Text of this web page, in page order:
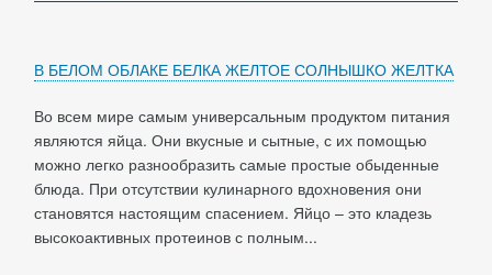
В БЕЛОМ ОБЛАКЕ БЕЛКА ЖЕЛТОЕ СОЛНЫШКО ЖЕЛТКА
Во всем мире самым универсальным продуктом питания
являются яйца. Они вкусные и сытные, с их помощью
можно легко разнообразить самые простые обыденные
блюда. При отсутствии кулинарного вдохновения они
становятся настоящим спасением. Яйцо – это кладезь
высокоактивных протеинов с полным...